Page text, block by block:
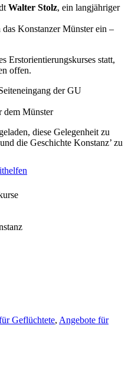
Walter Stolz, ein langjähriger
Konstanzer Münster ein –
Erstorientierungskurses statt,
offen.
der GU
dem Münster
diese Gelegenheit zu
die Geschichte Konstanz’ zu
Geflüchtete, Angebote für